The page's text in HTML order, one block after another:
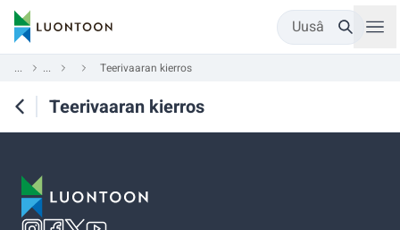
Uusâ
... ... Teerivaaran kierros
Teerivaaran kierros